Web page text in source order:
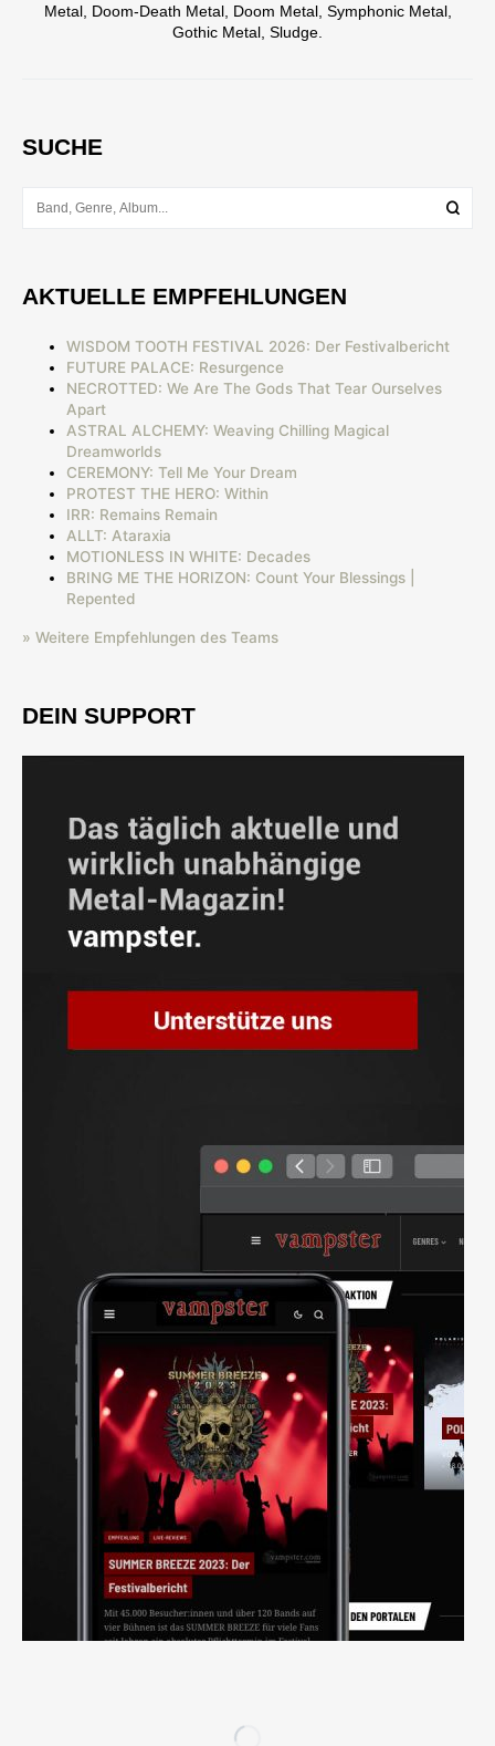
Metal, Doom-Death Metal, Doom Metal, Symphonic Metal,
Gothic Metal, Sludge.
SUCHE
AKTUELLE EMPFEHLUNGEN
WISDOM TOOTH FESTIVAL 2026: Der Festivalbericht
FUTURE PALACE: Resurgence
NECROTTED: We Are The Gods That Tear Ourselves
Apart
ASTRAL ALCHEMY: Weaving Chilling Magical
Dreamworlds
CEREMONY: Tell Me Your Dream
PROTEST THE HERO: Within
IRR: Remains Remain
ALLT: Ataraxia
MOTIONLESS IN WHITE: Decades
BRING ME THE HORIZON: Count Your Blessings |
Repented
» Weitere Empfehlungen des Teams
DEIN SUPPORT